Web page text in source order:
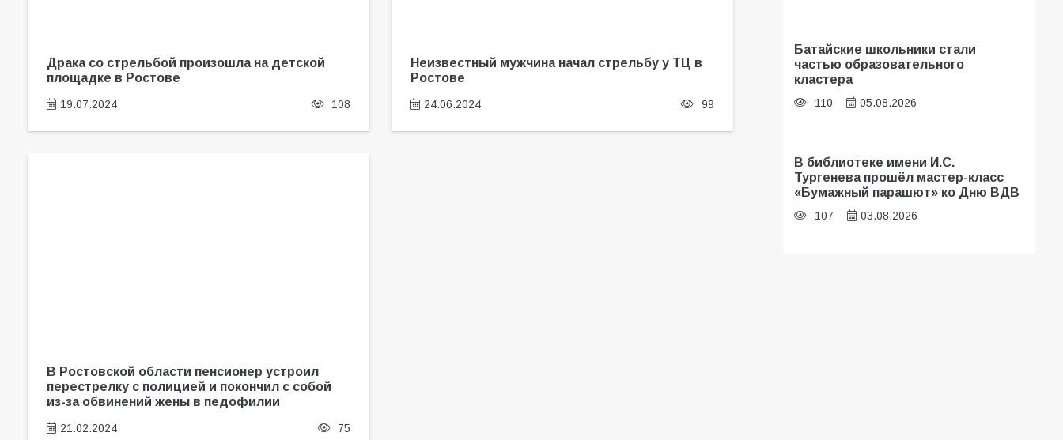
Драка со стрельбой произошла на детской
площадке в Ростове
19.07.2024 108
Неизвестный мужчина начал стрельбу у ТЦ в
Ростове
24.06.2024 99
В Ростовской области пенсионер устроил
перестрелку с полицией и покончил с собой
из-за обвинений жены в педофилии
21.02.2024 75
Батайские школьники стали
частью образовательного
кластера
110 05.08.2026
В библиотеке имени И.С.
Тургенева прошёл мастер-класс
«Бумажный парашют» ко Дню ВДВ
107 03.08.2026